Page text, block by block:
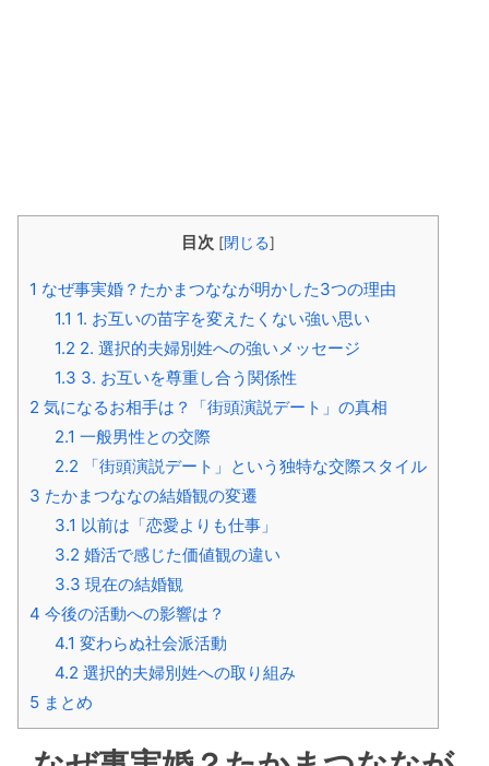
目次 [閉じる]
1 なぜ事実婚？たかまつななが明かした3つの理由
1.1 1. お互いの苗字を変えたくない強い思い
1.2 2. 選択的夫婦別姓への強いメッセージ
1.3 3. お互いを尊重し合う関係性
2 気になるお相手は？「街頭演説デート」の真相
2.1 一般男性との交際
2.2 「街頭演説デート」という独特な交際スタイル
3 たかまつななの結婚観の変遷
3.1 以前は「恋愛よりも仕事」
3.2 婚活で感じた価値観の違い
3.3 現在の結婚観
4 今後の活動への影響は？
4.1 変わらぬ社会派活動
4.2 選択的夫婦別姓への取り組み
5 まとめ